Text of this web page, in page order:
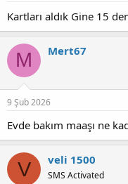
Kartları aldık Gine 15
M Mert67
9 Şub 2026
Evde bakım maaşı ne
V veli 1500
SMS Activated